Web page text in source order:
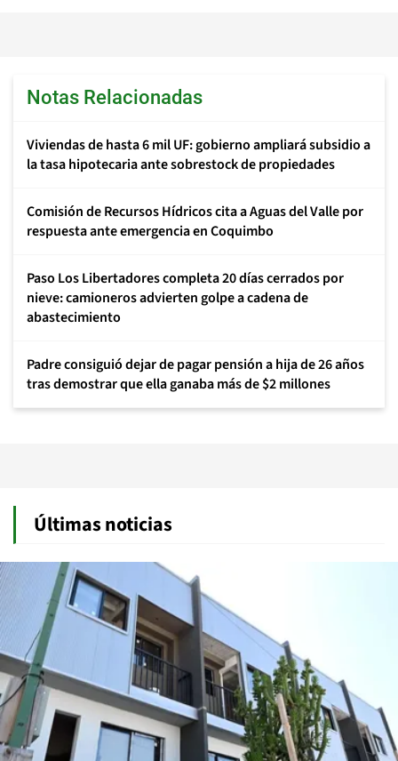
Notas Relacionadas
Viviendas de hasta 6 mil UF: gobierno ampliará subsidio a
la tasa hipotecaria ante sobrestock de propiedades
Comisión de Recursos Hídricos cita a Aguas del Valle por
respuesta ante emergencia en Coquimbo
Paso Los Libertadores completa 20 días cerrados por
nieve: camioneros advierten golpe a cadena de
abastecimiento
Padre consiguió dejar de pagar pensión a hija de 26 años
tras demostrar que ella ganaba más de $2 millones
Últimas noticias